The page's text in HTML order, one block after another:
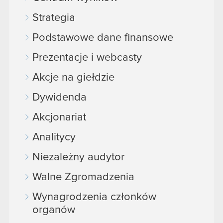
podczas korzystania z ich usług. Kontynuując
korzystanie z naszej witryny, zgadasz się na
Strategia
Podstawowe dane finansowe
Prezentacje i webcasty
Akcje na giełdzie
Dywidenda
Akcjonariat
Analitycy
Niezależny audytor
Walne Zgromadzenia
Wynagrodzenia członków
organów